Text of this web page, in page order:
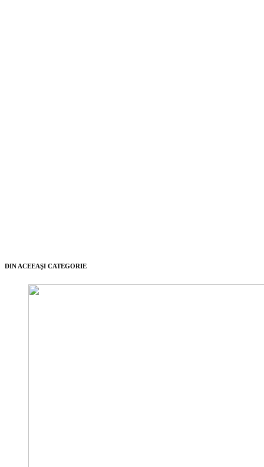
DIN ACEEAŞI CATEGORIE